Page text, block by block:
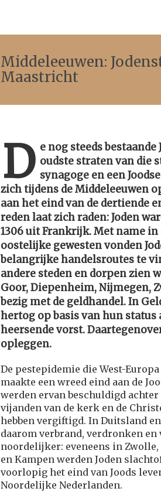
Middeleeuwen:
Maastricht
D e nog steeds
oudste straten van die
synagoge en een
zich tijdens de Middeleeuwen
aan het eind van de dertiende
reden laat zich raden: Joden
1306 uit Frankrijk. Met name
oostelijke gewesten vonden
belangrijke handelsroutes te
andere steden en dorpen zien
Goor, Diepenheim, Nijmegen,
bezig met de geldhandel. In
hertog op basis van hun
heersende vorst.
opleggen.
De pestepidemie die West-
maakte een wreed eind aan de
werden ervan beschuldigd
vijanden van de kerk en de
hebben vergiftigd. In Duitsland
daarom verbrand, verdronken
noordelijker: eveneens in
en Kampen werden Joden
voorlopig het eind van Joods
Noordelijke Nederlanden.